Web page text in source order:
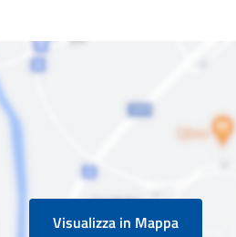
Visualizza in Mappa